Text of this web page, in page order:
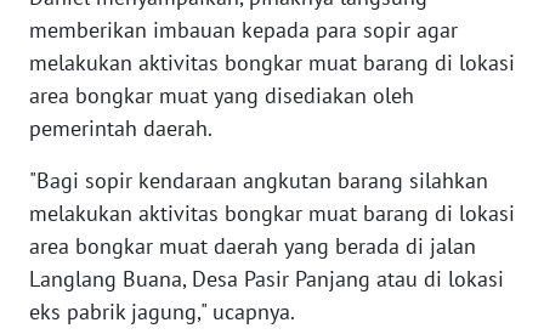
memberikan imbauan kepada para sopir agar
melakukan aktivitas bongkar muat barang di lokasi
area bongkar muat yang disediakan oleh
pemerintah daerah.
"Bagi sopir kendaraan angkutan barang silahkan
melakukan aktivitas bongkar muat barang di lokasi
area bongkar muat daerah yang berada di jalan
Langlang Buana, Desa Pasir Panjang atau di lokasi
eks pabrik jagung," ucapnya.
PAPUA
WN
BARAT
WN
RIAU